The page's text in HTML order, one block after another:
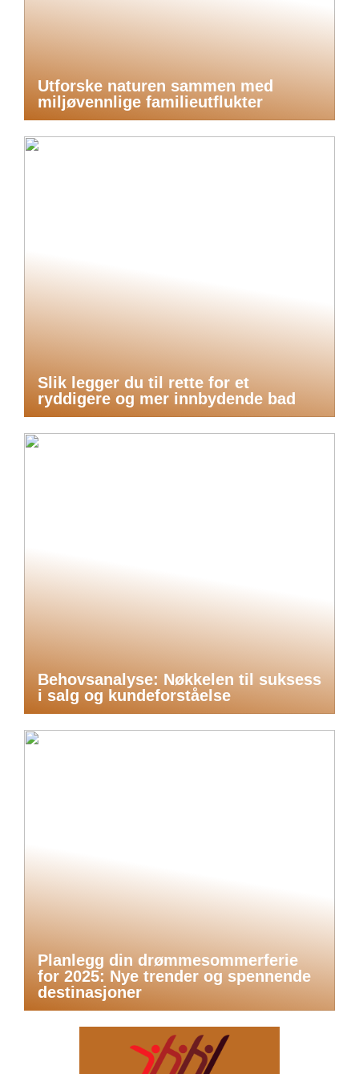
Utforske naturen sammen med
miljøvennlige familieutflukter
Slik legger du til rette for et
ryddigere og mer innbydende bad
Behovsanalyse: Nøkkelen til suksess
i salg og kundeforståelse
Planlegg din drømmesommerferie
for 2025: Nye trender og spennende
destinasjoner